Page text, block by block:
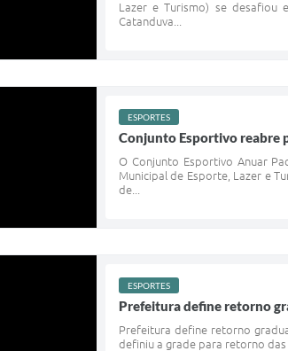
Lazer e Turismo) se desafiou
Catanduva...
ESPORTES
Conjunto Esportivo reabre
O Conjunto Esportivo Anuar
Municipal de Esporte, Lazer e
de...
ESPORTES
Prefeitura define retorno
Prefeitura define retorno
definiu a grade para retorno das